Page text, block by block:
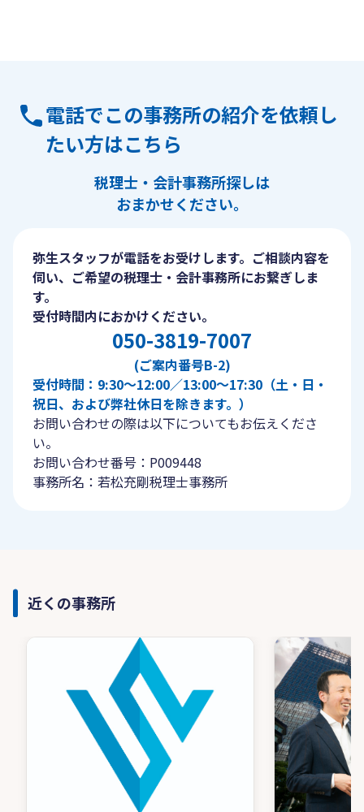
電話でこの事務所の紹介を依頼し
たい方はこちら
税理士・会計事務所探しは
おまかせください。
弥生スタッフが電話をお受けします。ご相談内容を
伺い、ご希望の税理士・会計事務所にお繋ぎしま
す。
受付時間内におかけください。
050-3819-7007
(ご案内番号B-2)
受付時間：9:30〜12:00／13:00〜17:30（土・日・
祝日、および弊社休日を除きます。）
お問い合わせの際は以下についてもお伝えくださ
い。
お問い合わせ番号：P009448
事務所名：若松充剛税理士事務所
近くの事務所